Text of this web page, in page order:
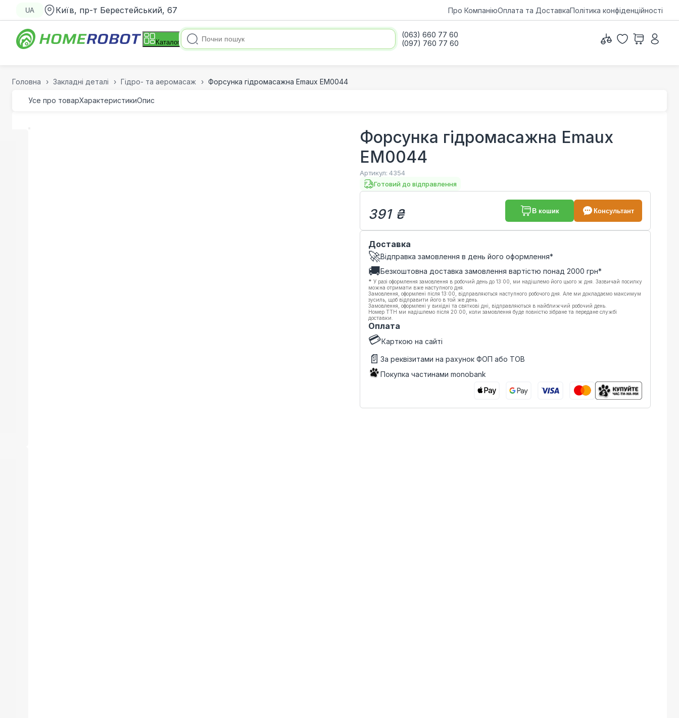
UA Київ, пр-т Берестейський, 67 Про КомпаніюОплата та ДоставкаПолітика конфіденційності
Каталог
(063) 660 77 60
(097) 760 77 60
Головна Закладні деталі Гідро- та аеромасаж Форсунка гідромасажна Emaux EM0044
Усе про товарХарактеристикиОпис
Форсунка гідромасажна Emaux
EM0044
Артикул: 4354
Готовий до відправлення
391 ₴ В кошик Консультант
Доставка
🚀Відправка замовлення в день його оформлення*
🚚Безкоштовна доставка замовлення вартістю понад 2000 грн*
* У разі оформлення замовлення в робочий день до 13:00, ми надішлемо його цього ж дня. Зазвичай посилку
можна отримати вже наступного дня.
Замовлення, оформлені після 13:00, відправляються наступного робочого дня. Але ми докладаємо максимум
зусиль, щоб відправити його в той же день.
Замовлення, оформлені у вихідні та святкові дні, відправляються в найближчий робочий день.
Номер ТТН ми надішлемо після 20:00, коли замовлення буде повністю зібране та передане службі
доставки.
Оплата
💳Карткою на сайті
📄 За реквізитами на рахунок ФОП або ТОВ
Покупка частинами monobank